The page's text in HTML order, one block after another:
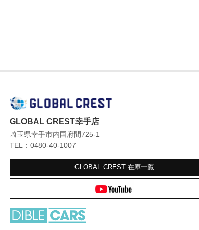
GLOBAL CREST幸手店
埼玉県幸手市内国府間725-1
TEL：0480-40-1007
GLOBAL CREST 在庫一覧